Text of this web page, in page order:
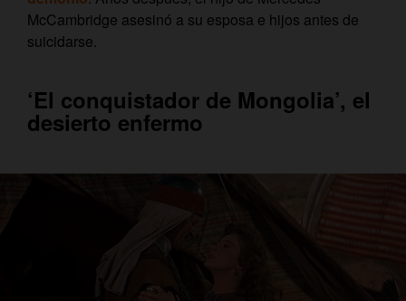
McCambridge asesinó a su esposa e hijos antes de
suicidarse.
‘El conquistador de Mongolia’, el
desierto enfermo